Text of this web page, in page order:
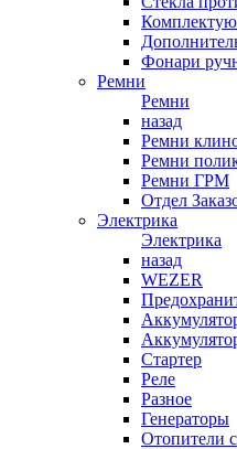
Фонари
Ремни
Ремни
назад
Ремни
Ремни
Ремни ГРМ
Отдел
Электрика
Электрика
назад
WEZER
Стартер
Реле
Разное
Генераторы
Отопители